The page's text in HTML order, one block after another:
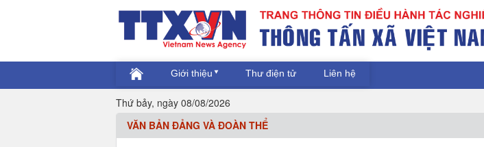
Giới thiệu Thư điện tử Liên hệ
Thứ bảy, ngày 08/08/2026
VĂN BẢN ĐẢNG VÀ ĐOÀN THỂ